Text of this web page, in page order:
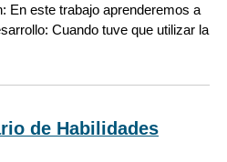
En este trabajo aprenderemos a
Cuando tuve que utilizar la
de Habilidades